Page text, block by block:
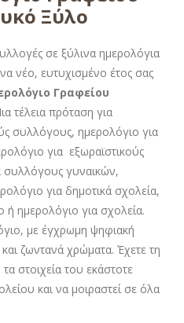
Ξύλο
σε ξύλινα ημερολόγια
νέο, ευτυχισμένο έτος σας
Γραφείου
τέλεια πρόταση για
συλλόγους, ημερολόγιο για
για εξωραϊστικούς
συλλόγους γυναικών,
για δημοτικά σχολεία,
ή ημερολόγιο για σχολεία.
με έγχρωμη ψηφιακή
ζωντανά χρώματα. Έχετε τη
στοιχεία του εκάστοτε
και να μοιραστεί σε όλα